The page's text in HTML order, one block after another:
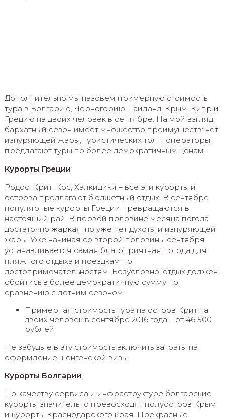
Дополнительно мы назовем примерную стоимость
тура в Болгарию, Черногорию, Таиланд, Крым, Кипр и
Грецию на двоих человек в сентябре. На мой взгляд,
бархатный сезон имеет множество преимуществ: нет
изнуряющей жары, туристических толп, операторы
предлагают туры по более демократичным ценам.
Курорты Греции
Родос, Крит, Кос, Халкидики – все эти курорты и
острова предлагают бюджетный отдых. В сентябре
популярные курорты Греции превращаются в
настоящий рай. В первой половине месяца погода
достаточно жаркая, но уже нет духоты и изнуряющей
жары. Уже начиная со второй половины сентября
устанавливается самая благоприятная погода для
пляжного отдыха и поездкам по
достопримечательностям. Безусловно, отдых должен
обойтись в более демократичную сумму по
сравнению с летним сезоном.
Примерная стоимость тура на остров Крит на
двоих человек в сентябре 2016 года – от 46 500
рублей.
Не забудьте в эту стоимость включить затраты на
оформление шенгенской визы.
Курорты Болгарии
По качеству сервиса и инфраструктуре болгарские
курорты значительно превосходят полуостров Крым
и курорты Краснодарского края. Прекрасные